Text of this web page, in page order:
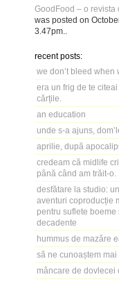
GoodFood – o revista
was posted on
3.47pm
recent posts:
we don’t bleed when
era un frig de te
cărțile.
an education
unde s-a ajuns,
aprilie, după
credeam că midlife
până când am trăit-o.
desfătare la studio:
aventuri coproducție
pentru suflete boeme
decadente
hummus de mazăre
să ne cunoaștem
mâncare de dovlecei